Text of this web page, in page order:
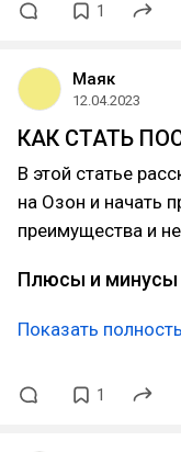
1
Маяк
12.04.2023
КАК СТАТЬ
В этой статье
на Озон и начать
преимущества и
Плюсы и минусы
Показать
1